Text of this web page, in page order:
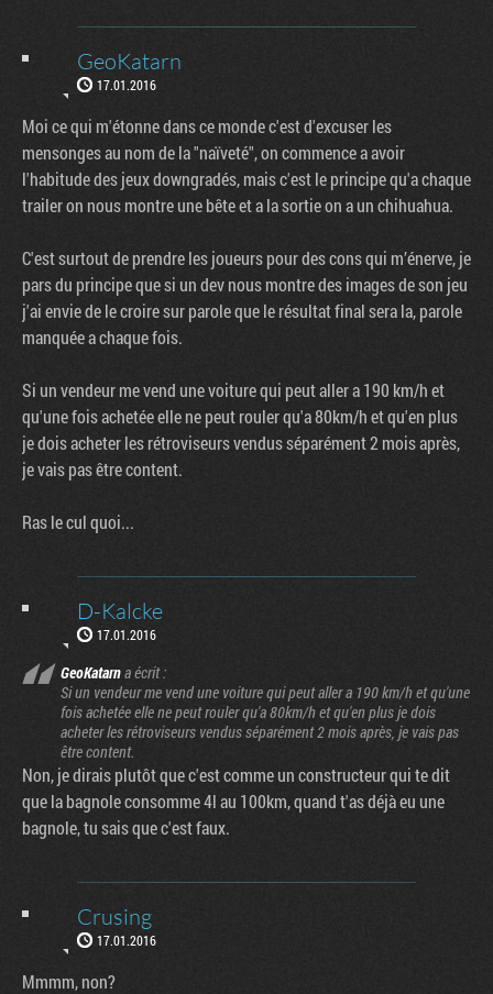
GeoKatarn
17.01.2016
Moi ce qui m'étonne dans ce monde c'est d'excuser les
mensonges au nom de la "naïveté", on commence a avoir
l'habitude des jeux downgradés, mais c'est le principe qu'a chaque
trailer on nous montre une bête et a la sortie on a un chihuahua.
C'est surtout de prendre les joueurs pour des cons qui m’énerve, je
pars du principe que si un dev nous montre des images de son jeu
j'ai envie de le croire sur parole que le résultat final sera la, parole
manquée a chaque fois.
Si un vendeur me vend une voiture qui peut aller a 190 km/h et
qu'une fois achetée elle ne peut rouler qu'a 80km/h et qu'en plus
je dois acheter les rétroviseurs vendus séparément 2 mois après,
je vais pas être content.
Ras le cul quoi...
D-Kalcke
17.01.2016
GeoKatarna écrit :
Si un vendeur me vend une voiture qui peut aller a 190 km/h et qu'une
fois achetée elle ne peut rouler qu'a 80km/h et qu'en plus je dois
acheter les rétroviseurs vendus séparément 2 mois après, je vais pas
être content.
Non, je dirais plutôt que c'est comme un constructeur qui te dit
que la bagnole consomme 4l au 100km, quand t'as déjà eu une
bagnole, tu sais que c'est faux.
Crusing
17.01.2016
Mmmm, non?